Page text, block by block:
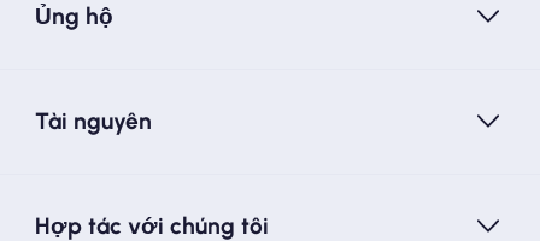
Ủng hộ
Tài nguyên
Hợp tác với chúng tôi